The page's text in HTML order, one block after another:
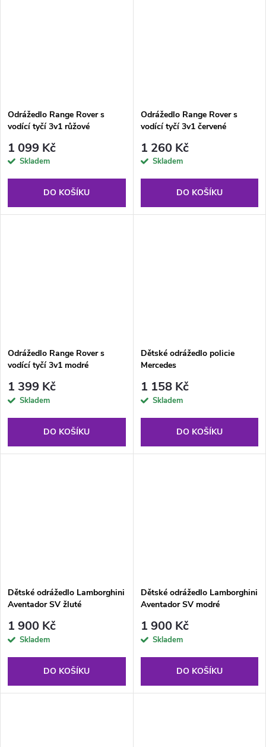
Odrážedlo Range Rover s
vodící tyčí 3v1 růžové
1 099 Kč
Skladem
DO KOŠÍKU
Odrážedlo Range Rover s
vodící tyčí 3v1 červené
1 260 Kč
Skladem
DO KOŠÍKU
Odrážedlo Range Rover s
vodící tyčí 3v1 modré
1 399 Kč
Skladem
DO KOŠÍKU
Dětské odrážedlo policie
Mercedes
1 158 Kč
Skladem
DO KOŠÍKU
Dětské odrážedlo Lamborghini
Aventador SV žluté
1 900 Kč
Skladem
DO KOŠÍKU
Dětské odrážedlo Lamborghini
Aventador SV modré
1 900 Kč
Skladem
DO KOŠÍKU